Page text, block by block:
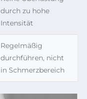
durch zu hohe
Intensität
Regelmäßig
durchführen, nicht
in Schmerzbereich